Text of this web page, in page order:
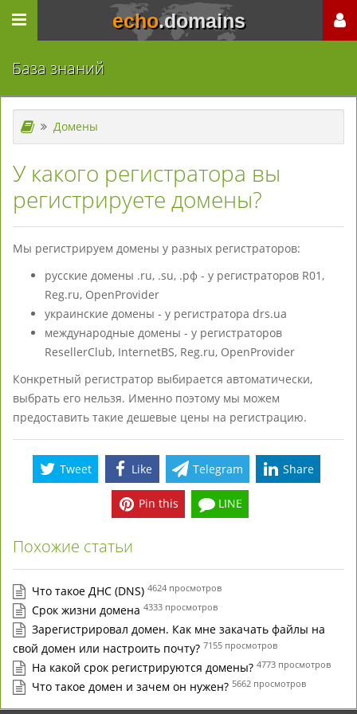
echo.domains
База знаний
Домены
У какого регистратора вы
регистрируете домены?
Мы регистрируем домены у разных регистраторов:
русские домены .ru, .su, .рф - у регистраторов R01,
Reg.ru, OpenProvider
украинские домены - у регистратора drs.ua
международные домены - у регистраторов
ResellerClub, InternetBS, Reg.ru, OpenProvider
Конкретный регистратор выбирается автоматически,
выбрать его нельзя. Именно поэтому мы можем
предоставить такие дешевые цены на регистрацию.
Tweet Like Telegram Share
Pin this LINE
Похожие статьи
Что такое ДНС (DNS) 4624 просмотров
Срок жизни домена 4333 просмотров
Зарегистрировал домен. Как мне закачать файлы на
свой домен или настроить почту? 7155 просмотров
На какой срок регистрируются домены? 4773 просмотров
Что такое домен и зачем он нужен? 5662 просмотров